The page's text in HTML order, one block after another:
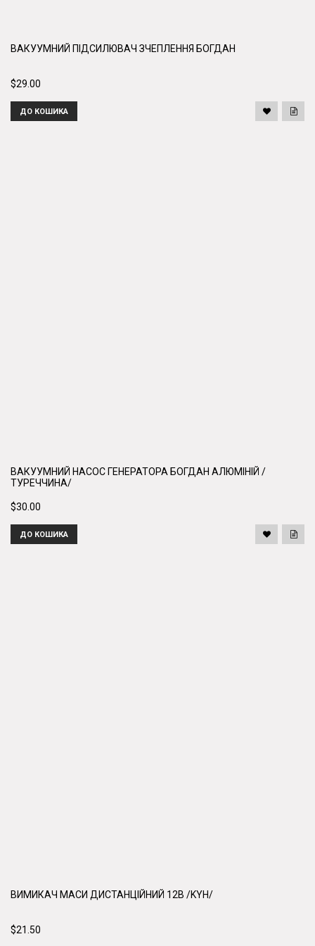
ВАКУУМНИЙ ПІДСИЛЮВАЧ ЗЧЕПЛЕННЯ БОГДАН
$29.00
ДО КОШИКА
ВАКУУМНИЙ НАСОС ГЕНЕРАТОРА БОГДАН АЛЮМІНІЙ /
ТУРЕЧЧИНА/
$30.00
ДО КОШИКА
ВИМИКАЧ МАСИ ДИСТАНЦІЙНИЙ 12В /KYH/
$21.50